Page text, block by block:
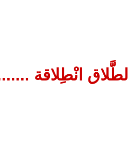
الطَّلاق انْطِلاقة